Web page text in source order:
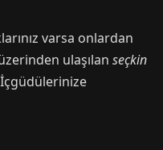
varsa onlardan
ulaşılan seçkin